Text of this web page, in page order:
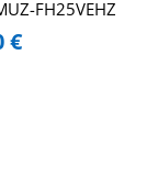
FH25VEHZ
€